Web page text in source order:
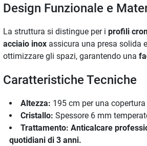
Design Funzionale e
La struttura si distingue per i profili
acciaio inox assicura una presa solida
ottimizzare gli spazi, garantendo una
Caratteristiche Tecniche
Altezza: 195 cm per una
Cristallo: Spessore 6 mm
Trattamento: Anticalcare
quotidiani di 3 anni.